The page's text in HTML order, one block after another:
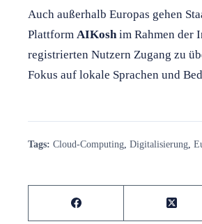
Auch außerhalb Europas gehen
Plattform AIKosh im Rahmen der
registrierten Nutzern Zugang zu
Fokus auf lokale Sprachen und
Tags: Cloud-Computing Digitalisierung